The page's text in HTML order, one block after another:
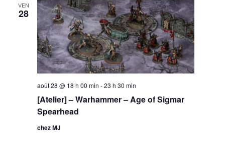
de
vues
VEN
28
[Atelier] – Warhammer – Age of Sigmar
Spearhead
août 28 @ 18 h 00 min -23 h 30 min
chez MJ